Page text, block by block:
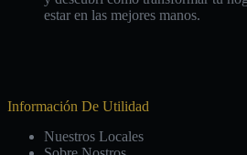
estar en las mejores manos.
Información De Utilidad
Nuestros Locales